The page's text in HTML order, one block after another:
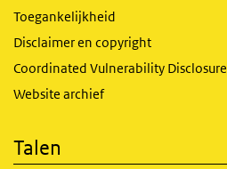
Toegankelijkheid
Disclaimer en copyright
Coordinated Vulnerability Disclosure
Website archief
Talen